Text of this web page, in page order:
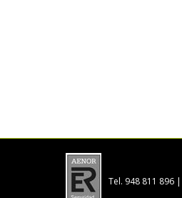
Tel. 948 811 896 |